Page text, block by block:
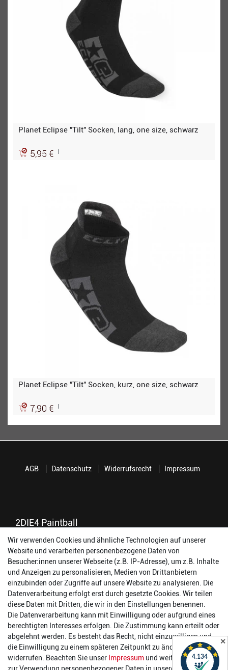
Planet Eclipse "Tilt" Socken, lang, one size, schwarz
5,95 € |
Planet Eclipse "Tilt" Socken, kurz, one size, schwarz
7,90 € |
2DIE4 Paintball
56457 Westerburg
Reinhold-Ferger-Straße 26
order@2die4-sports.com
0 26 63/ 9 68 69 37
Öffnungszeiten
14:00 - 17:00 Uhr
Dienstag:
14:00 - 17:00 Uhr
Mittwoch:
14:00 - 17:00 Uhr
Donnerstag:
14:00 - 17:00 Uhr
14:00 - 19:00 Uhr
AGB Datenschutz Widerrufsrecht Impressum
Wir verwenden Cookies und ähnliche Technologien auf unserer
Website und verarbeiten personenbezogene Daten von
Besucher:innen unserer Webseite (z.B. IP-Adresse), um z.B. Inhalte
und Anzeigen zu personalisieren, Medien von Drittanbietern
einzubinden oder Zugriffe auf unsere Website zu analysieren. Die
Datenverarbeitung erfolgt erst durch gesetzte Cookies. Wir teilen
diese Daten mit Dritten, die wir in den Einstellungen benennen.
Die Datenverarbeitung kann mit Einwilligung oder aufgrund eines
berechtigten Interesses erfolgen. Die Zustimmung kann erteilt oder
abgelehnt werden. Es besteht das Recht, nicht einzuwilligen und
die Einwilligung zu einem späteren Zeitpunkt zu ändern oder zu
widerrufen. Beachten Sie unser Impressum und weitere Hinweise
✕